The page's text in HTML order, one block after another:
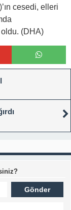
cesedi, elleri
(DHA)